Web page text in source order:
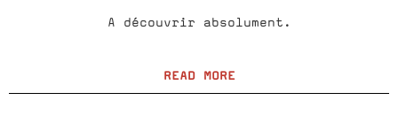
A découvrir absolument.
READ MORE